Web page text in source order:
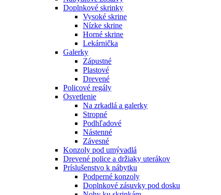
Doplnkové skrinky
Vysoké skrine
Nízke skrine
Horné skrine
Lekárnička
Galerky
Zápustné
Plastové
Drevené
Policové regály
Osvetlenie
Na zrkadlá a galerky
Stropné
Podhľadové
Nástenné
Závesné
Konzoly pod umývadlá
Drevené police a držiaky uterákov
Príslušenstvo k nábytku
Podperné konzoly
Doplnkové zásuvky pod dosku